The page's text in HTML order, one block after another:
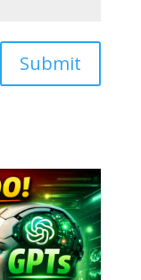
Submit